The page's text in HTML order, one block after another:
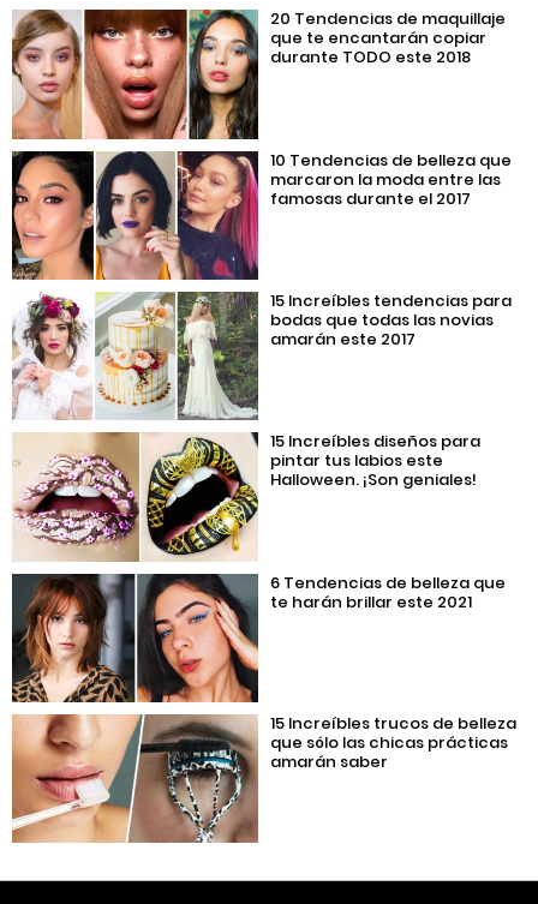
20 Tendencias de maquillaje
que te encantarán copiar
durante TODO este 2018
10 Tendencias de belleza que
marcaron la moda entre las
famosas durante el 2017
15 Increíbles tendencias para
bodas que todas las novias
amarán este 2017
15 Increíbles diseños para
pintar tus labios este
Halloween. ¡Son geniales!
6 Tendencias de belleza que
te harán brillar este 2021
15 Increíbles trucos de belleza
que sólo las chicas prácticas
amarán saber